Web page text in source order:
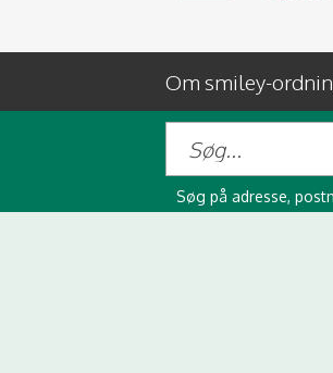
Om smiley-
Søg på adresse,